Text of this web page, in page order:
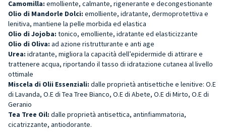
Camomilla: emolliente, calmante, rigenerante e decongestionante
Olio di Mandorle Dolci: emolliente, idratante, dermoprotettiva e
lenitiva, mantiene la pelle morbida ed elastica
Olio di Jojoba: tonico, emolliente, idratante ed elasticizzante
Olio di Oliva: ad azione ristrutturante e anti age
Urea: idratante, migliora la capacità dell’epidermide di attirare e
trattenere acqua, riportando il tasso di idratazione cutanea al livello
ottimale
Miscela di Olii Essenziali: dalle proprietà antisettiche e lenitive: O.E
di Lavanda, O.E di Tea Tree Bianco, O.E di Abete, O.E di Mirto, O.E di
Geranio
Tea Tree Oil: dalle proprietà antisettica, antinfiammatoria,
cicatrizzante, antiodorante.